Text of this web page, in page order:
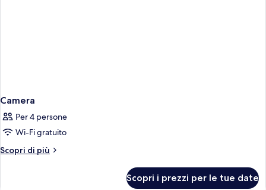
Camera
Per 4 persone
Wi-Fi gratuito
Scopri di più
Altri
Scopri i prezzi per le tue date